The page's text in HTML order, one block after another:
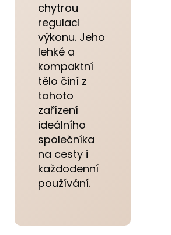
chytrou
regulaci
výkonu. Jeho
lehké a
kompaktní
tělo činí z
tohoto
zařízení
ideálního
společníka
na cesty i
každodenní
používání.